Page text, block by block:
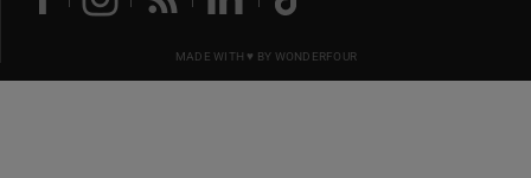
MADE WITH ♥ BY WONDERFOUR